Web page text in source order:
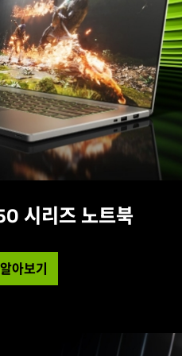
시리즈 노트북
아보기